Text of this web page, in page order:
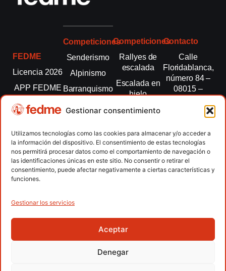
Gestionar consentimiento
Utilizamos tecnologías como las cookies para almacenar y/o acceder a
la información del dispositivo. El consentimiento de estas tecnologías
nos permitirá procesar datos como el comportamiento de navegación o
las identificaciones únicas en este sitio. No consentir o retirar el
consentimiento, puede afectar negativamente a ciertas características y
funciones.
Gestionar los servicios
Aceptar
Denegar
FEDME
Licencia 2026
APP FEDME
Transparencia
autonómicas
Clubes
Contacto
Competiciones
Senderismo
Alpinismo
Barranquismo
montaña
Escalada
Escalada
paralimpica
Competiciones
Rallyes de
escalada
Escalada en
hielo
Esquí de
Marcha
Nórdica
Raquetas de
nieve
Contacto
Calle
Floridablanca,
número 84 –
08015 –
fedme@fedme.es
934 264 267
Copyright © 2026 Federación Española de Deportes de
Montaña y Escalada | Desarrollado porTOOOLS